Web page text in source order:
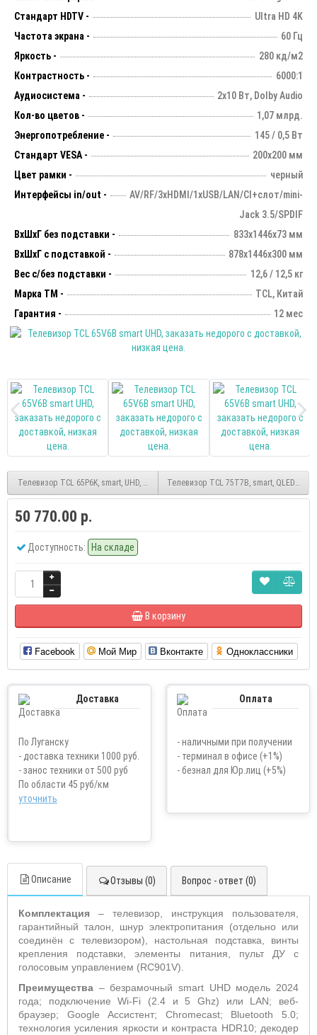
Стандарт HDTV -
Ultra HD 4K
Частота экрана -
60 Гц
Яркость -
280 кд/м2
Контрастность -
6000:1
Аудиосистема -
2х10 Вт, Dolby Audio
Кол-во цветов -
1,07 млрд.
Энергопотребление -
145 / 0,5 Вт
Стандарт VESA -
200х200 мм
Цвет рамки -
черный
Интерфейсы in/out -
AV/RF/3xHDMI/1xUSB/LAN/CI+слот/mini-
Jack 3.5/SPDIF
ВхШхГ без подставки -
833x1446x73 мм
ВхШхГ с подставкой -
878х1446х300 мм
Вес с/без подставки -
12,6 / 12,5 кг
Марка ТМ -
TCL, Китай
Гарантия -
12 мес
Телевизор TCL 65P6K, smart, UHD, Google TVТелевизор TCL 75T7B, smart, QLED,
50 770.00 р.
Доступность: На складе
В корзину
Facebook Мой Мир Вконтакте Одноклассники
Доставка
По Луганску
- доставка техники 1000 руб.
- занос техники от 500 руб
По области 45 руб/км
уточнить
Оплата
- наличными при получении
- терминал в офисе (+1%)
- безнал для Юр.лиц (+5%)
Описание Отзывы (0) Вопрос - ответ (0)
Комплектация – телевизор, инструкция пользователя,
гарантийный талон, шнур электропитания (отдельно или
соединён с телевизором), настольная подставка, винты
крепления подставки, элементы питания, пульт ДУ с
голосовым управлением (RC901V).
Преимущества – безрамочный smart UHD модель 2024
года; подключениеWi-Fi (2.4 и 5Ghz) или LAN; веб-
браузер; Google Ассистент; Chromecast; Bluetooth 5.0;
технология усиления яркости и контраста HDR10; декодер